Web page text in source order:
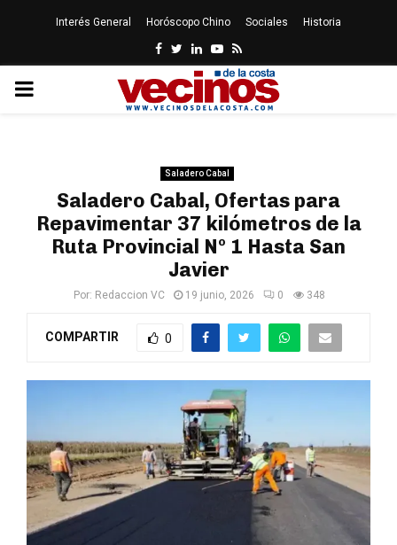
Interés General Horóscopo Chino Sociales Historia
Facebook
Twitter
LinkedinYoutube
Rss
PRIMARY
Saladero Cabal
Saladero Cabal, Ofertas para
Repavimentar 37 kilómetros de la
Ruta Provincial Nº 1 Hasta San
Javier
Por: Redaccion VC 19 junio, 2026 0 348
COMPARTIR 0